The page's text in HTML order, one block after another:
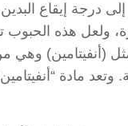
درجة إيقاع
ولعل هذه
(أنفيتامين) وهي
وتعد مادة